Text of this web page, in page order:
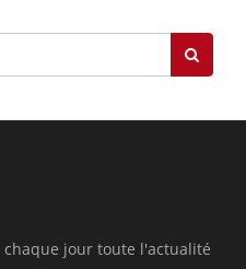
chaque jour toute l'actualité